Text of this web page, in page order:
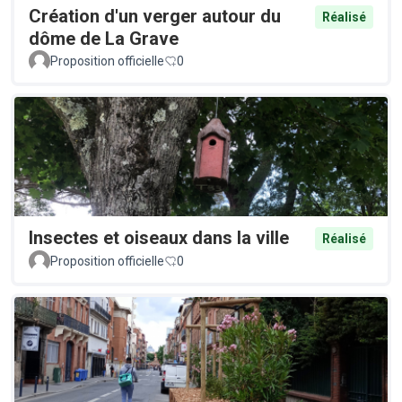
Création d'un verger autour du
dôme de La Grave
Réalisé
Proposition officielle 0
Insectes et oiseaux dans la ville
Réalisé
Proposition officielle
0